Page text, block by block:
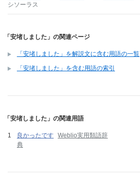
シソーラス
「安堵しました」の関連ページ
「安堵しました」を解説文に含む用語の一覧
「安堵しました」を含む用語の索引
「安堵しました」の関連用語
良かったです Weblio実用類語辞
典